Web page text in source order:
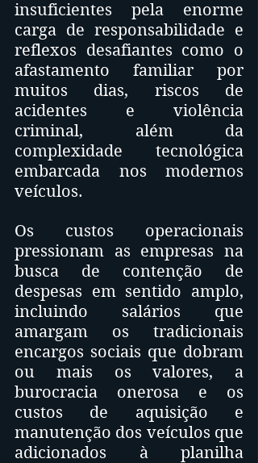
insuficientes pela enorme
carga de responsabilidade e
reflexos desafiantes como o
afastamento familiar por
muitos dias, riscos de
acidentes e violência
criminal, além da
complexidade tecnológica
embarcada nos modernos
veículos.
Os custos operacionais
pressionam as empresas na
busca de contenção de
despesas em sentido amplo,
incluindo salários que
amargam os tradicionais
encargos sociais que dobram
ou mais os valores, a
burocracia onerosa e os
custos de aquisição e
manutenção dos veículos que
adicionados à planilha